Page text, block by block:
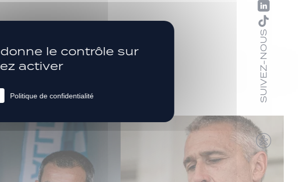
SUIVEZ-NOUS
le contrôle sur
activer
Politique de confidentialité